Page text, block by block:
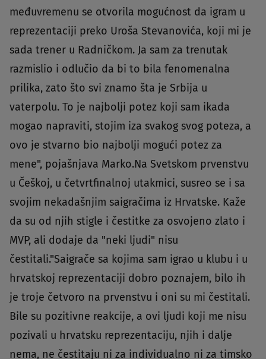
međuvremenu se otvorila mogućnost da igram u
reprezentaciji preko Uroša Stevanovića, koji mi je
sada trener u Radničkom. Ja sam za trenutak
razmislio i odlučio da bi to bila fenomenalna
prilika, zato što svi znamo šta je Srbija u
vaterpolu. To je najbolji potez koji sam ikada
mogao napraviti, stojim iza svakog svog poteza, a
ovo je stvarno bio najbolji mogući potez za
mene", pojašnjava Marko.Na Svetskom prvenstvu
u Češkoj, u četvrtfinalnoj utakmici, susreo se i sa
svojim nekadašnjim saigračima iz Hrvatske. Kaže
da su od njih stigle i čestitke za osvojeno zlato i
MVP, ali dodaje da "neki ljudi" nisu
čestitali."Saigrače sa kojima sam igrao u klubu i u
hrvatskoj reprezentaciji dobro poznajem, bilo ih
je troje četvoro na prvenstvu i oni su mi čestitali.
Bile su pozitivne reakcije, a ovi ljudi koji me nisu
pozivali u hrvatsku reprezentaciju, njih i dalje
nema, ne čestitaju ni za individualno ni za timsko